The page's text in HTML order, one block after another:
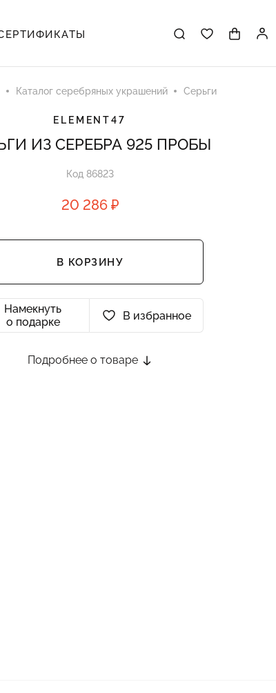
Каталог серебряных украшений Серьги
ELEMENT47
ИЗ СЕРЕБРА 925 ПРОБЫ
Код 86823
20 286 ₽
В КОРЗИНУ
Намекнуть
о подарке
В избранное
Подробнее о товаре